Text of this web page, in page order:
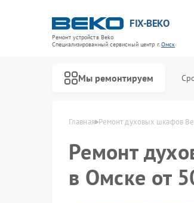
FIX-BEKO
Ремонт устройств Beko
Специализированный cервисный центр г.Омск
Мы ремонтируем
Главная Ремонт духовых шкафов
Ремонт
в Омске от